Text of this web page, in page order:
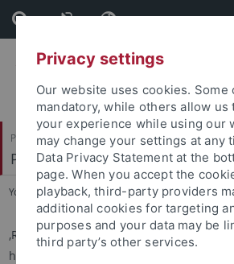
Skip
to
content
Skip
to
footer
Philosophische Fakultät
Philologisches Seminar
You are here: Startseite ... Roma Æterna
‚Roma Æterna’ existiert seit 2013 und
herausgegeben von Volker Drecoll,
Privacy settings
Our website uses cookies. Some
mandatory, while others allow us
your experience while using our
may change your settings at any
Data Privacy Statement at the
page. When you accept the
playback, third-party providers
additional cookies for targeting
purposes and your data may be
third party’s other services.